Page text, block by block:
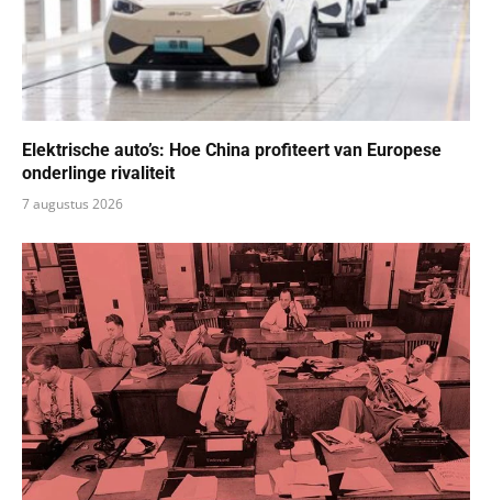
Elektrische auto’s: Hoe China profiteert van Europese
onderlinge rivaliteit
7 augustus 2026